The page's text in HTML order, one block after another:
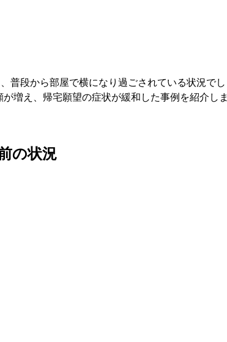
普段から部屋で横になり過ごされている状況でし
増え、帰宅願望の症状が緩和した事例を紹介しま
の状況